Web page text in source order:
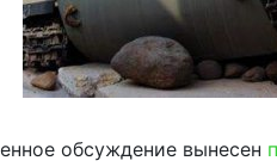
обсуждение вынесен